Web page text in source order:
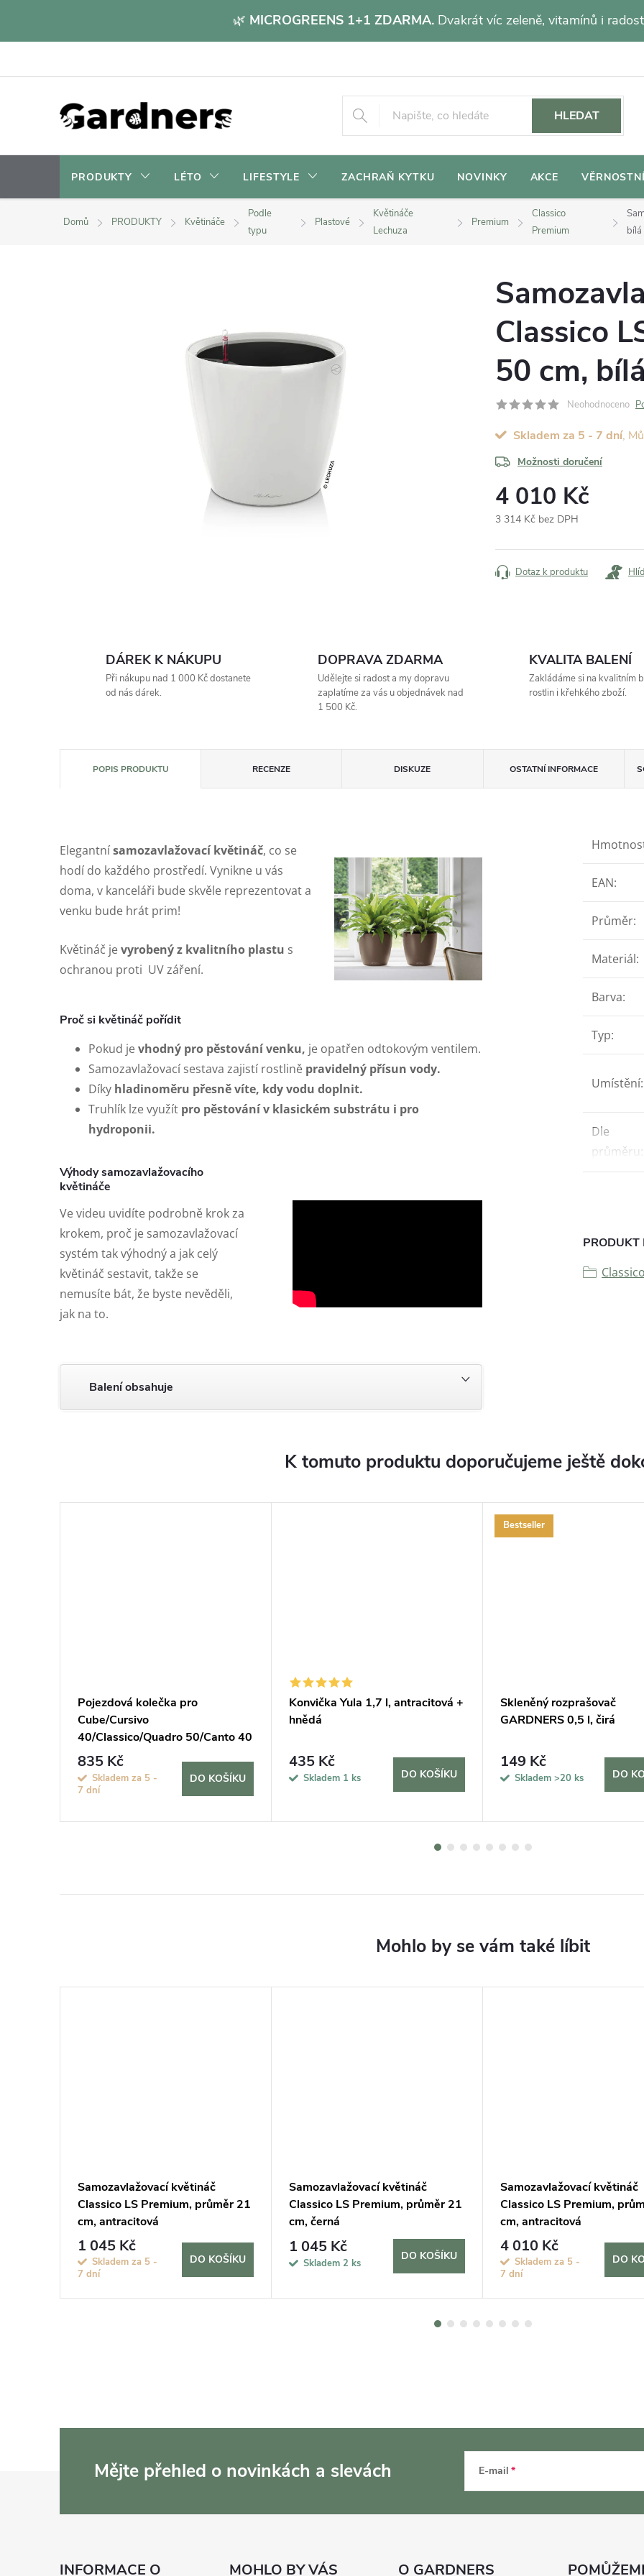
🌿 MICROGREENS 1+1 ZDARMA. Dvakrát víc zeleně, vitamínů i
HLEDAT
PRODUKTY LÉTO LIFESTYLE ZACHRAŇ KYTKU NOVINKY AKCE
Domů PRODUKTY Květináče
Podle
typu
Plastové
Květináče
Lechuza
Premium
Classico
Premium
bílá
Classico
50 cm, bílá
Neohodnoceno
Skladem za 5 - 7 dní
Možnosti doručení
4 010 Kč
3 314 Kč bez DPH
cena:
Dotaz k produktu
DÁREK K NÁKUPU
Při nákupu nad 1 000 Kč dostanete
od nás dárek.
DOPRAVA ZDARMA
Udělejte si radost a my dopravu
zaplatíme za vás u objednávek nad
1 500 Kč.
KVALITA BALENÍ
Zakládáme si na kvalitním
rostlin i křehkého zboží.
POPIS PRODUKTU RECENZE DISKUZE OSTATNÍ INFORMACE
Elegantnísamozavlažovací květináč, co se
hodí do každého prostředí. Vynikne u vás
doma, v kanceláři bude skvěle reprezentovat a
venku bude hrát prim!
Květináč jevyrobený z kvalitního plastu s
ochranou proti UV záření.
Proč si květináč pořídit
Pokud jevhodný pro pěstování venku, je opatřen odtokovým ventilem.
Samozavlažovací sestava zajistí rostlině pravidelný přísun vody.
Díky hladinoměru přesně víte, kdy vodu doplnit.
Truhlík lze využít pro pěstování v klasickém substrátu i pro
hydroponii.
Výhody samozavlažovacího
květináče
Ve videu uvidíte podrobně krok za
krokem, proč je samozavlažovací
systém tak výhodný a jak celý
květináč sestavit, takže se
nemusíte bát, že byste nevěděli,
jak na to.
Balení obsahuje
EAN:
Průměr:
Materiál:
Barva:
Typ:
Umístění:
Dle
průměru:
PRODUKT
K tomuto produktu doporučujeme ještě
Pojezdová kolečka pro
Cube/Cursivo
40/Classico/Quadro 50/Canto 40
835 Kč
Skladem za 5 -
7 dní
DO KOŠÍKU
Konvička Yula 1,7 l, antracitová +
hnědá
435 Kč
Skladem 1 ks DO KOŠÍKU
Bestseller
Skleněný rozprašovač
GARDNERS 0,5 l, čirá
149 Kč
Skladem >20 ks DO
Samozavlažovací květináč
Classico LS Premium, průměr 21
cm, antracitová
1 045 Kč
Skladem za 5 -
7 dní
DO KOŠÍKU
Samozavlažovací květináč
Classico LS Premium, průměr 21
cm, černá
1 045 Kč
Skladem 2 ks
DO KOŠÍKU
Samozavlažovací květináč
Classico LS Premium,
cm, antracitová
4 010 Kč
Skladem za 5 -
7 dní
DO
Mějte přehled o novinkách a slevách E-mail
INFORMACE O MOHLO BY VÁS O GARDNERS